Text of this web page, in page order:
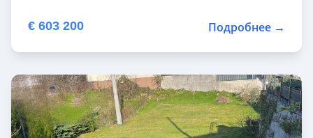
€ 603 200 Подробнее →